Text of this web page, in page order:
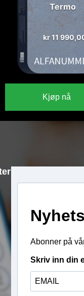
Kjøp nå
Termo
kr11
Abonner på
Skriv inn din